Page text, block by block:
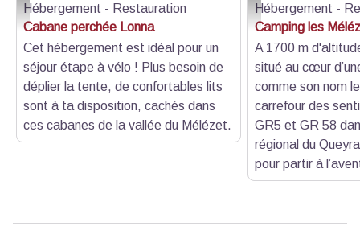
photo - Camping les mélèzes
Hébergement - Restauration
Cabane perchée Lonna
Cet hébergement est idéal pour un
séjour étape à vélo ! Plus besoin de
déplier la tente, de confortables lits
sont à ta disposition, cachés dans
ces cabanes de la vallée du Mélézet.
photo - Camping les
Hébergement -
Camping les
A 1700 m
situé au cœur
comme son nom
carrefour des
GR5 et GR 58
régional du
pour partir à